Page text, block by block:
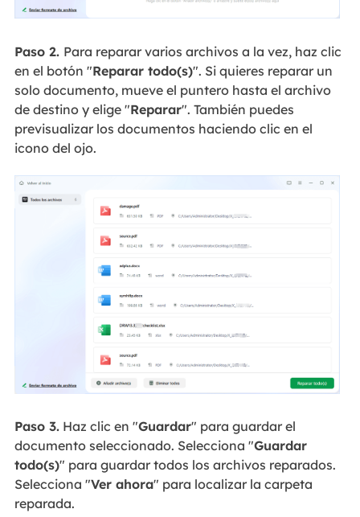
Paso 2. Para reparar varios archivos a la vez, haz clic
en el botón "Reparar todo(s)". Si quieres reparar un
solo documento, mueve el puntero hasta el archivo
de destino y elige "Reparar". También puedes
previsualizar los documentos haciendo clic en el
icono del ojo.
Paso 3.Haz clic en "Guardar" para guardar el
documento seleccionado. Selecciona "Guardar
todo(s)" para guardar todos los archivos reparados.
Selecciona "Ver ahora" para localizar la carpeta
reparada.